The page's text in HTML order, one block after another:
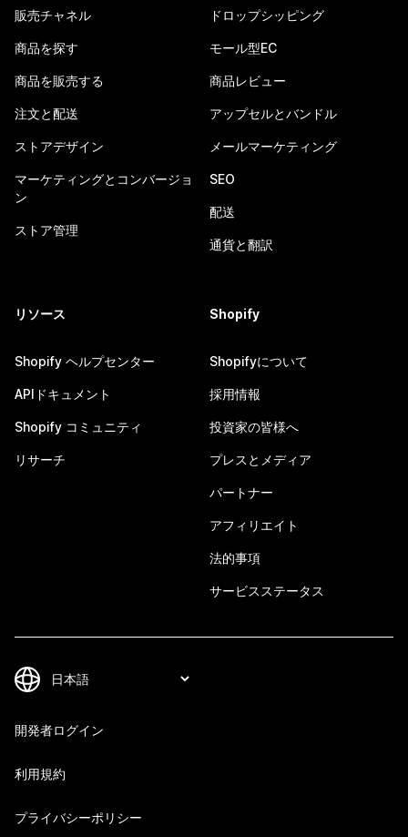
販売チャネル
商品を探す
商品を販売する
注文と配送
ストアデザイン
マーケティングとコンバージョ
ン
ストア管理
ドロップシッピング
モール型EC
商品レビュー
アップセルとバンドル
メールマーケティング
SEO
配送
通貨と翻訳
リソース
Shopify ヘルプセンター
APIドキュメント
Shopify コミュニティ
リサーチ
Shopify
Shopifyについて
採用情報
投資家の皆様へ
プレスとメディア
パートナー
アフィリエイト
法的事項
サービスステータス
開発者ログイン
利用規約
プライバシーポリシー